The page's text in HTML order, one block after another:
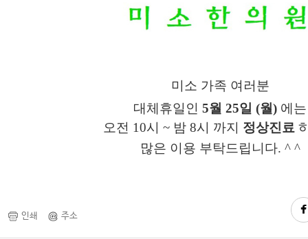
미소 가족 여러분
대체휴일인 5월 25일 (월) 에는
오전 10시 ~ 밤 8시 까지 정상진료
많은 이용 부탁드립니다. ^ ^
인쇄 주소